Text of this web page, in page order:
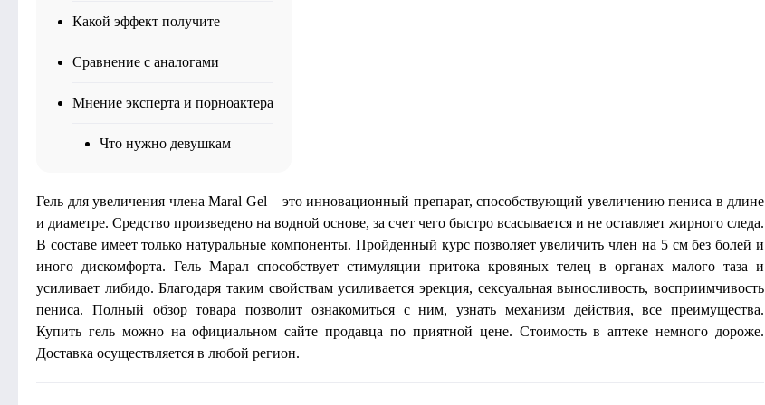
Какой эффект получите
Сравнение с аналогами
Мнение эксперта и порноактера
Что нужно девушкам
Гель для увеличения члена Maral Gel – это инновационный препарат, способствующий увеличению пениса в длине
и диаметре. Средство произведено на водной основе, за счет чего быстро всасывается и не оставляет жирного следа.
В составе имеет только натуральные компоненты. Пройденный курс позволяет увеличить член на 5 см без болей и
иного дискомфорта. Гель Марал способствует стимуляции притока кровяных телец в органах малого таза и
усиливает либидо. Благодаря таким свойствам усиливается эрекция, сексуальная выносливость, восприимчивость
пениса. Полный обзор товара позволит ознакомиться с ним, узнать механизм действия, все преимущества.
Купить гель можно на официальном сайте продавца по приятной цене. Стоимость в аптеке немного дороже.
Доставка осуществляется в любой регион.